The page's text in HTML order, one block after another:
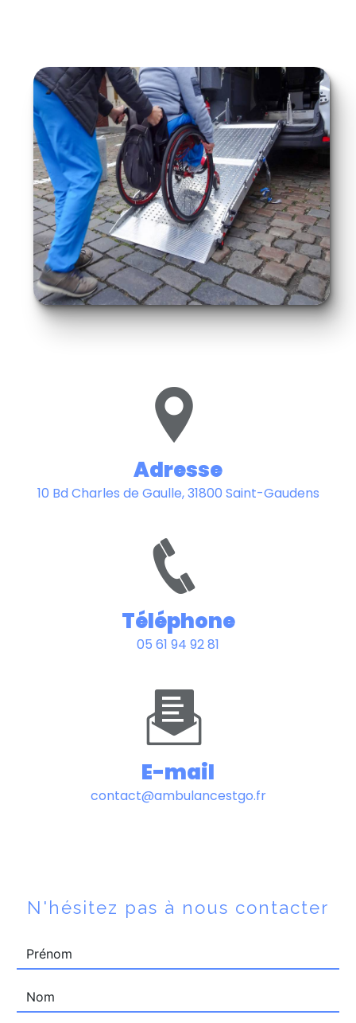
Adresse
10 Bd Charles de Gaulle, 31800 Saint-Gaudens
Téléphone
05 61 94 92 81
E-mail
contact@ambulancestgo.fr
N'hésitez pas à nous contacter